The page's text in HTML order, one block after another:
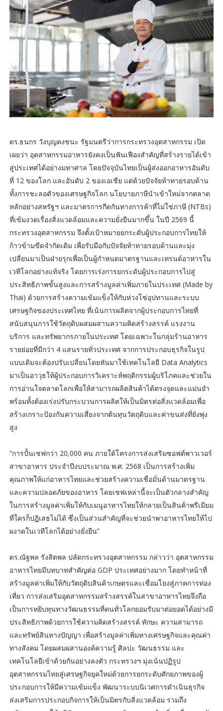
ดร.ธนกร วังบุญคงชนะ รัฐมนตรีว่าการกระทรวงอุตสาหกรรม เปิด
เผยว่า อุตสาหกรรมอาหารยังคงเป็นฟันเฟืองสำคัญที่สร้างรายได้เข้า
สู่ประเทศได้อย่างมหาศาล โดยปัจจุบันไทยเป็นผู้ส่งออกอาหารอันดับ
ที่ 12 ของโลก และอันดับ 2 ของเอเชีย แต่ด้วยปัจจัยท้าทายรอบด้าน
ทั้งการชะลอตัวของเศรษฐกิจโลก นโยบายภาษีนำเข้าใหม่จากตลาด
หลักอย่างสหรัฐฯ และมาตรการกีดกันทางการค้าที่ไม่ใช่ภาษี (NTBs)
ที่เข้มงวดเรื่องสิ่งแวดล้อมและความยั่งยืนมากขึ้น ในปี 2569 นี้
กระทรวงอุตสาหกรรม จึงตั้งเป้าหมายยกระดับผู้ประกอบการไทยให้
ก้าวข้ามขีดจำกัดเดิม เพื่อรับมือกับปัจจัยท้าทายรอบด้านและมุ่ง
เปลี่ยนมาเป็นฝ่ายรุกเพื่อเป็นผู้กำหนดมาตรฐานและเทรนด์อาหารใน
เวทีโลกอย่างแท้จริง โดยการเร่งการยกระดับผู้ประกอบการไปสู่
ประสิทธิภาพขั้นสูงและการสร้างมูลค่าเพิ่มภายในประเทศ (Made by
Thai) ด้วยการสร้างความเข้มแข็งให้กับห่วงโซ่อุปทานและระบบ
เศรษฐกิจของประเทศไทย ที่เน้นการผลิตจากผู้ประกอบการไทยที่
สนับสนุนการใช้วัตถุดิบผสมผสานความคิดสร้างสรรค์ แรงงาน
บริการ และทรัพยากรภายในประเทศ โดยเฉพาะในกลุ่มร้านอาหาร
รายย่อยที่มีกว่า 4 แสนรายทั่วประเทศ จากการประกอบธุรกิจในรูป
แบบเดิมจะต้องปรับเปลี่ยนโดยหันมาใช้เทคโนโลยี Data Analytics
มาเป็นอาวุธให้ผู้ประกอบการวิเคราะห์พฤติกรรมผู้บริโภคและช่วยใน
การอ่านใจตลาดโลกเพื่อให้สามารถผลิตสินค้าได้ตรงจุดและแม่นยำ
พร้อมทั้งต้องเร่งปรับกระบวนการผลิตให้เป็นมิตรต่อสิ่งแวดล้อมเพื่อ
สร้างเกราะป้องกันความเสี่ยงจากต้นทุนวัตถุดิบและค่าขนส่งที่ยังพุ่ง
สูง
“การปั้นเชฟกว่า 20,000 คน ภายใต้โครงการส่งเสริมซอฟต์พาวเวอร์
สาขาอาหาร ประจำปีงบประมาณ พ.ศ. 2568 เป็นการสร้างเพิ่ม
คุณภาพให้แก่อาหารไทยและช่วยสร้างความเชื่อมั่นด้านมาตรฐาน
และความปลอดภัยของอาหาร โดยเชฟเหล่านี้จะเป็นตัวกลางสำคัญ
ในการสร้างมูลค่าเพิ่มให้กับเมนูอาหารไทยให้กลายเป็นสินค้าพรีเมียม
ที่ใครก็ปฏิเสธไม่ได้ ซึ่งเป็นส่วนสำคัญที่จะช่วยนำพาอาหารไทยให้ไป
ผงาดในเวทีโลกได้อย่างยั่งยืน”
ดร.ณัฐพล รังสิตพล ปลัดกระทรวงอุตสาหกรรม กล่าวว่า อุตสาหกรรม
อาหารไทยมีบทบาทสำคัญต่อ GDP ประเทศอย่างมาก โดยทำหน้าที่
สร้างมูลค่าเพิ่มให้กับวัตถุดิบสินค้าเกษตรและเชื่อมโยงสู่ภาคการท่อง
เที่ยว การส่งเสริมอุตสาหกรรมสร้างสรรค์ในสาขาอาหารไทยจึงถือ
เป็นการหยิบทุนทางวัฒนธรรมที่คนทั่วโลกยอมรับมาต่อยอดได้อย่างมี
ประสิทธิภาพด้วยการใช้ความคิดสร้างสรรค์ ทักษะ ความสามารถ
และทรัพย์สินทางปัญญา เพื่อสร้างมูลค่าเพิ่มทางเศรษฐกิจและคุณค่า
ทางสังคม โดยผสมผสานองค์ความรู้ ศิลปะ วัฒนธรรม และ
เทคโนโลยีเข้าด้วยกันอย่างลงตัว กระทรวงฯ มุ่งเน้นปฏิรูป
อุตสาหกรรมไทยสู่เศรษฐกิจยุคใหม่ด้วยการยกระดับศักยภาพของผู้
ประกอบการให้มีความเข้มแข็ง พัฒนาระบบนิเวศการดำเนินธุรกิจ
ส่งเสริมการประกอบกิจการให้เป็นมิตรกับสิ่งแวดล้อม รวมถึง